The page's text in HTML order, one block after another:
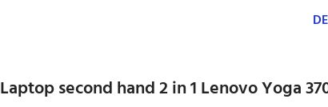
Laptop second hand 2 in 1 Lenovo Yoga